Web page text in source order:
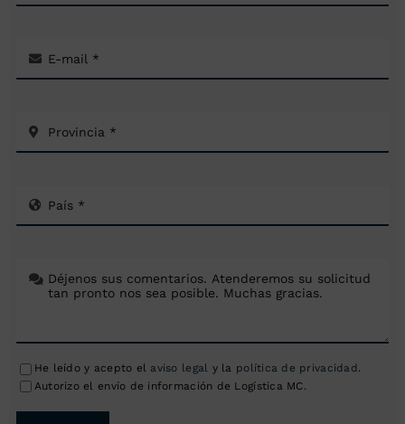
He leído y acepto el aviso legal y la política de privacidad .
Autorizo el envío de información de Logística MC.